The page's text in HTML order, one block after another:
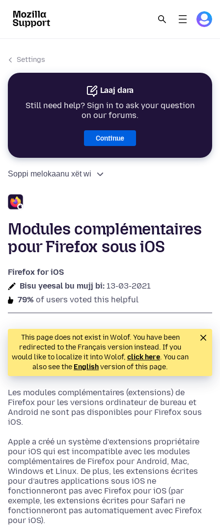
Settings
Laaj dara
Still need help? Sign in to ask your question
on our forums.
Continue
Soppi melokaanu xët wi
Modules complémentaires
pour Firefox sous iOS
Firefox for iOS
Bisu yeesal bu mujj bi: 13-03-2021
79% of users voted this helpful
This page does not exist in Wolof. You have been
redirected to the Français version instead. If you
would like to localize it into Wolof, click here. You can
also see the Englishversion of this page.
Les modules complémentaires (extensions) de
Firefox pour les versions ordinateur de bureau et
Android ne sont pas disponibles pour Firefox sous
iOS.
Apple a créé un système d’extensions propriétaire
pour iOS qui est incompatible avec les modules
complémentaires de Firefox pour Android, Mac,
Windows et Linux. De plus, les extensions écrites
pour d’autres applications sous iOS ne
fonctionneront pas avec Firefox pour iOS (par
exemple, les extensions écrites pour Safari ne
fonctionneront pas automatiquement avec Firefox
pour iOS).